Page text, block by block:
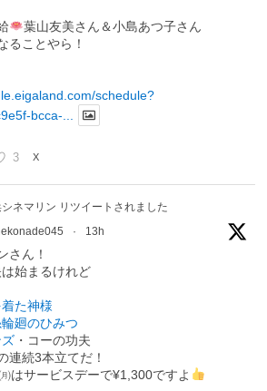
葉山友美さん＆小島あつ子さん
ることやら！
schedule?
bcca-...
3 X
ネマリン リツイートされました
· 13h
さん！
始まるけれど
た神様
廻のひみつ
・コーの功夫
連続3本立てだ！
はサービスデーで¥1,300ですよ